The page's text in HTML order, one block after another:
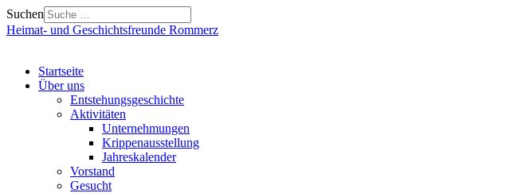
Suchen
Heimat- und Geschichtsfreunde Rommerz
Startseite
Über uns
Entstehungsgeschichte
Aktivitäten
Unternehmungen
Krippenausstellung
Jahreskalender
Vorstand
Gesucht